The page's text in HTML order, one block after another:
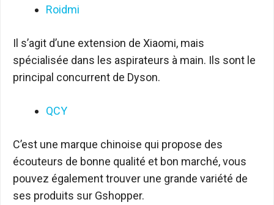
Roidmi
Il s’agit d’une extension de Xiaomi, mais
spécialisée dans les aspirateurs à main. Ils sont le
principal concurrent de Dyson.
QCY
C’est une marque chinoise qui propose des
écouteurs de bonne qualité et bon marché, vous
pouvez également trouver une grande variété de
ses produits sur Gshopper.